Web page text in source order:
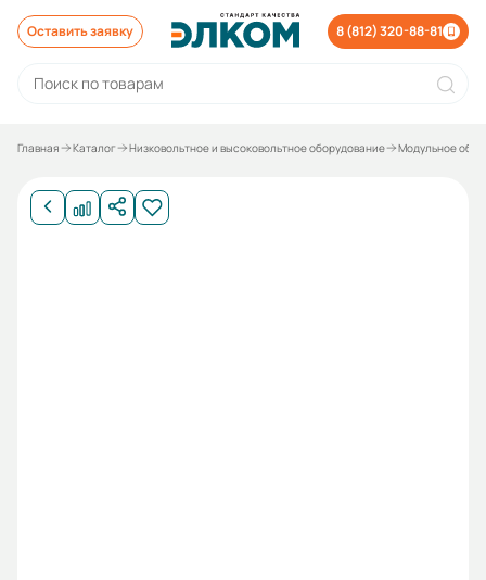
Оставить заявку 8 (812) 320-88-81
Главная Каталог Низковольтное и высоковольтное оборудование Модульное